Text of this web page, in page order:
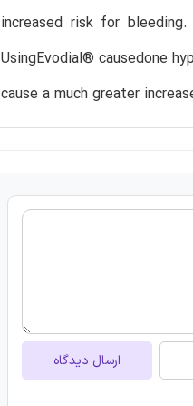
increased risk for
UsingEvodial® causedone
cause a much greater
ارسال دیدگاه